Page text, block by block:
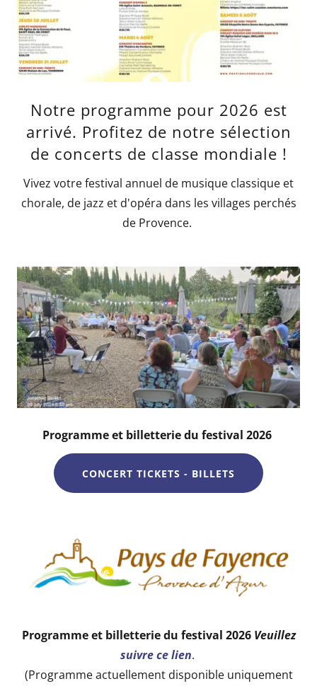
Notre programme pour 2026 est
arrivé. Profitez de notre sélection
de concerts de classe mondiale !
Vivez votre festival annuel de musique classique et
chorale, de jazz et d'opéra dans les villages perchés
de Provence.
Programme et billetterie du festival 2026
CONCERT TICKETS - BILLETS
Programme et billetterie du festival 2026 Veuillez
suivre ce lien.
(Programme actuellement disponible uniquement